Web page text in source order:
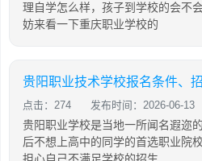
理自学怎么样，孩子到学校的会不
妨来看一下重庆职业学校的
贵阳职业技术学校报名条件、
点击：274 发布时间：2026-06-13
贵阳职业学校是当地一所闻名遐迩
后不想上高中的同学的首选职业院